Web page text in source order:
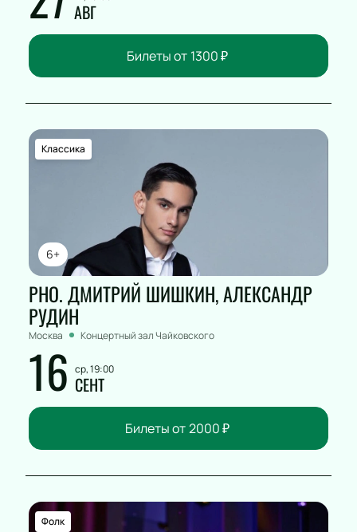
АВГ
Билеты от 1300₽
6+
Классика
РНО. ДМИТРИЙ ШИШКИН, АЛЕКСАНДР
РУДИН
Москва Концертный зал Чайковского
16 ср, 19:00
СЕНТ
Билеты от 2000₽
Фолк